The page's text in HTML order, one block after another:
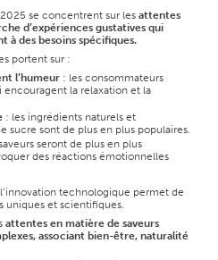
se concentrent sur les attentes
d’expériences gustatives qui
à des besoins spécifiques.
portent sur :
l’humeur : les consommateurs
la relaxation et la
: les ingrédients naturels et
sucre sont de plus en plus populaires.
seront de plus en plus
des réactions émotionnelles
technologique permet de
uniques et scientifiques.
attentes en matière de saveurs
associant bien-être, naturalité